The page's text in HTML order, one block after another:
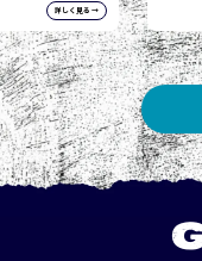
詳しく見る →